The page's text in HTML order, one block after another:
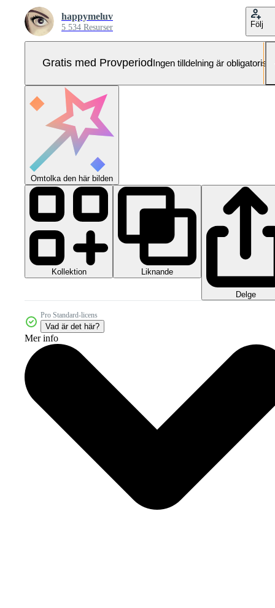
happymeluv
5 534 Resurser Följ
Gratis med ProvperiodIngen tilldelning är obligatorisk
Omtolka den här bilden
Kollektion Liknande
Delge
Pro Standard-licens
Vad är det här?
Mer info